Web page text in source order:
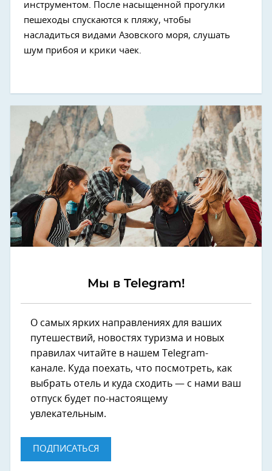
инструментом. После насыщенной прогулки
пешеходы спускаются к пляжу, чтобы
насладиться видами Азовского моря, слушать
шум прибоя и крики чаек.
Мы в Telegram!
О самых ярких направлениях для ваших
путешествий, новостях туризма и новых
правилах читайте в нашем Telegram-
канале. Куда поехать, что посмотреть, как
выбрать отель и куда сходить — с нами ваш
отпуск будет по-настоящему
увлекательным.
ПОДПИСАТЬСЯ